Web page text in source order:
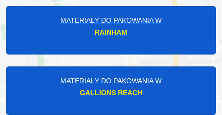
MATERIAŁY DO PAKOWANIA W
RAINHAM
MATERIAŁY DO PAKOWANIA W
GALLIONS REACH